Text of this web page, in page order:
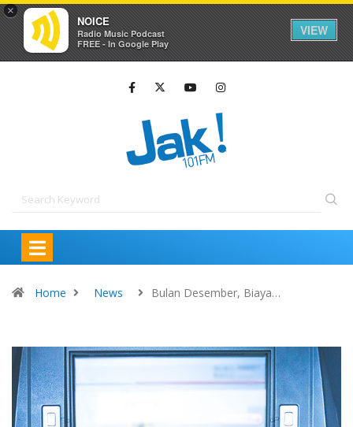
×
NOICE
Radio Music Podcast
FREE - In Google Play
VIEW
Home News Bulan Desember, Biaya…